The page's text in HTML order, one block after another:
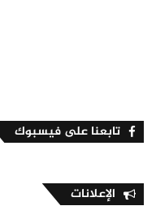
تابعنا على فيسبوك
الإعلانات